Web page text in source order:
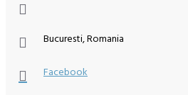
Bucuresti, Romania
Facebook